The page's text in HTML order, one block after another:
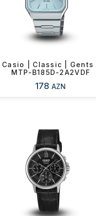
Casio | Classic | Gents |
MTP-B185D-2A2VDF
178AZN